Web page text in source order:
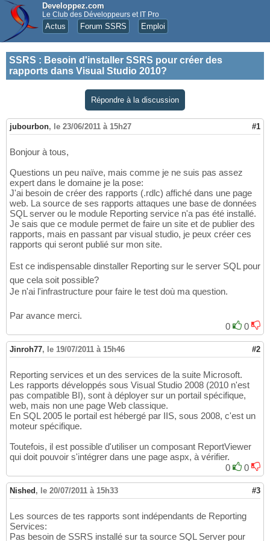
Developpez.com
Le Club des Développeurs et IT Pro
Actus Forum SSRS Emploi
SSRS : Besoin d'installer SSRS pour créer des
rapports dans Visual Studio 2010?
Répondre à la discussion
jubourbon, le 23/06/2011 à 15h27 #1
Bonjour à tous,
Questions un peu naïve, mais comme je ne suis pas assez
expert dans le domaine je la pose:
J'ai besoin de créer des rapports (.rdlc) affiché dans une page
web. La source de ses rapports attaques une base de données
SQL server ou le module Reporting service n'a pas été installé.
Je sais que ce module permet de faire un site et de publier des
rapports, mais en passant par visual studio, je peux créer ces
rapports qui seront publié sur mon site.
Est ce indispensable dinstaller Reporting sur le server SQL pour
que cela soit possible?
Je n'ai l'infrastructure pour faire le test doù ma question.
Par avance merci.
0
0
Jinroh77, le 19/07/2011 à 15h46 #2
Reporting services et un des services de la suite Microsoft.
Les rapports développés sous Visual Studio 2008 (2010 n'est
pas compatible BI), sont à déployer sur un portail spécifique,
web, mais non une page Web classique.
En SQL 2005 le portail est hébergé par IIS, sous 2008, c'est un
moteur spécifique.
Toutefois, il est possible d'utiliser un composant ReportViewer
qui doit pouvoir s'intégrer dans une page aspx, à vérifier.
0
0
Nished , le 20/07/2011 à 15h33 #3
Les sources de tes rapports sont indépendants de Reporting
Services:
Pas besoin de SSRS installé sur ta source SQL Server pour